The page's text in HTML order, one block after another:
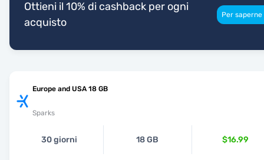
Ottieni il 10% di cashback per ogni
acquisto
Per saperne
Europe and USA 18 GB
Sparks
30 giorni 18 GB $16.99